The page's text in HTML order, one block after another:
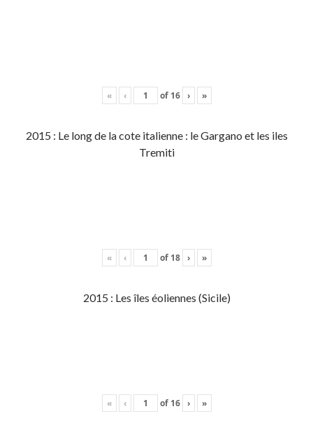
« ‹ of 16 › »
2015 : Le long de la cote italienne : le Gargano et les iles
Tremiti
« ‹ of 18 › »
2015 : Les îles éoliennes (Sicile)
« ‹ of 16 › »